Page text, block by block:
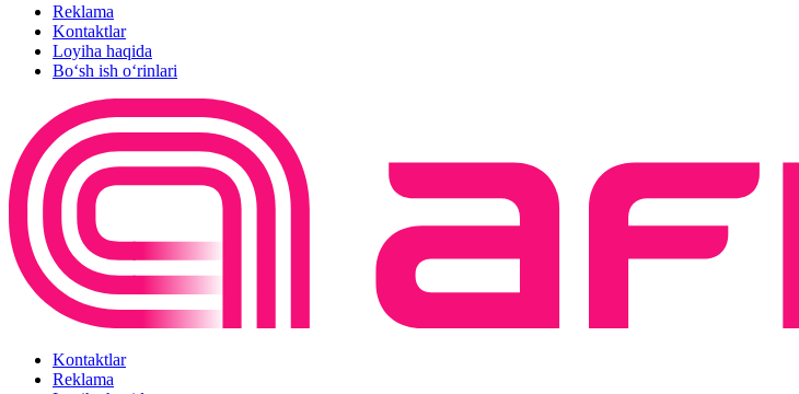
Reklama
Kontaktlar
Loyiha haqida
Bo‘sh ish o‘rinlari
Kontaktlar
Reklama